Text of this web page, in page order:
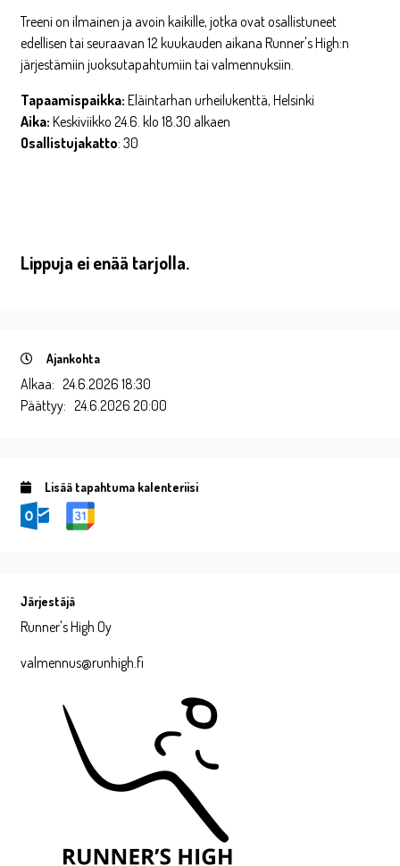
Treeni on ilmainen ja avoin kaikille, jotka ovat osallistuneet
edellisen tai seuraavan 12 kuukauden aikana Runner's High:n
järjestämiin juoksutapahtumiin tai valmennuksiin.
Tapaamispaikka: Eläintarhan urheilukenttä, Helsinki
Aika: Keskiviikko 24.6. klo 18.30 alkaen
Osallistujakatto: 30
Lippuja ei enää tarjolla.
Ajankohta
Alkaa: 24.6.2026 18:30
Päättyy: 24.6.2026 20:00
Lisää tapahtuma kalenteriisi
Järjestäjä
Runner's High Oy
valmennus@runhigh.fi